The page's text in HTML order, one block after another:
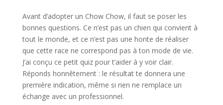
Avant d’adopter un Chow Chow, il faut se poser les
bonnes questions. Ce n’est pas un chien qui convient à
tout le monde, et ce n’est pas une honte de réaliser
que cette race ne correspond pas à ton mode de vie.
J’ai conçu ce petit quiz pour t’aider à y voir clair.
Réponds honnêtement : le résultat te donnera une
première indication, même si rien ne remplace un
échange avec un professionnel.